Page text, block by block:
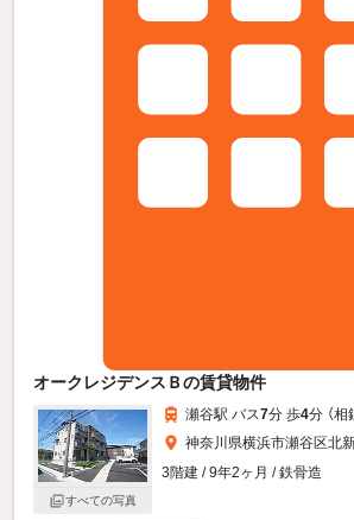
オークレジデンスＢの賃貸物件
すべての写真
瀬谷駅 バス7分 歩4分 （相
神奈川県横浜市瀬谷区北
3階建 / 9年2ヶ月 / 鉄骨造